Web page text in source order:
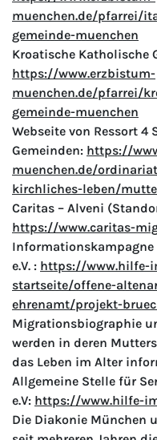
muenchen.de/pfarrei/
gemeinde-muenchen
Kroatische Katholische
https://www.erzbistum-
muenchen.de/pfarrei/
gemeinde-muenchen
Webseite von Ressort
Gemeinden: https://
muenchen.de/
kirchliches-leben/
Caritas – Alveni
https://www.caritas-
Informationskampagne
e.V. : https://www.hilfe-
startseite/offene-
ehrenamt/projekt-
Migrationsbiographie
werden in deren
das Leben im Alter
Allgemeine Stelle für
e.V: https://www.hilfe-
Die Diakonie München